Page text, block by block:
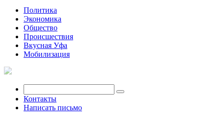
Политика
Экономика
Общество
Происшествия
Вкусная Уфа
Мобилизация
Контакты
Написать письмо